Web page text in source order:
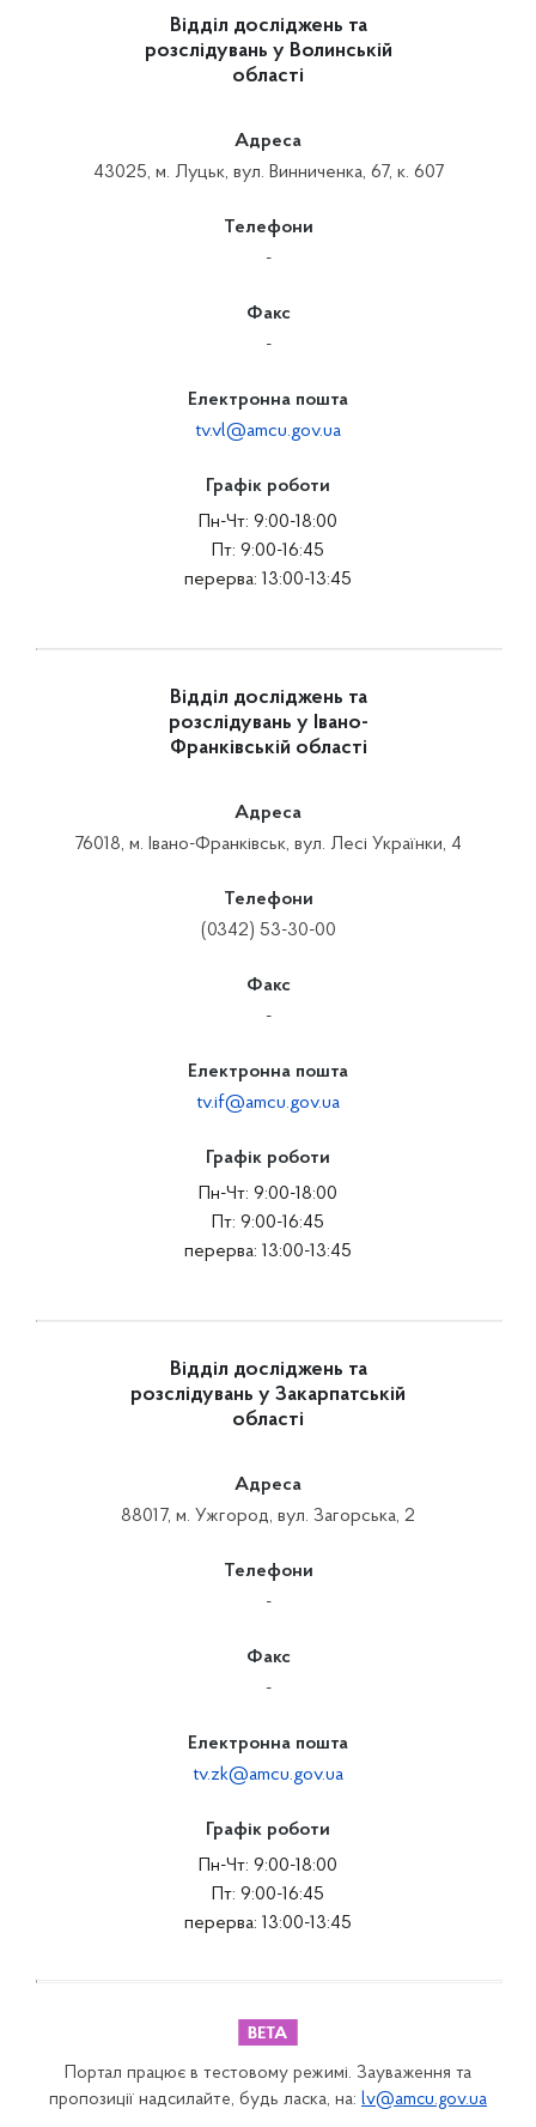
Відділ досліджень та
розслідувань у Волинській
області
Адреса
43025, м. Луцьк, вул. Винниченка, 67, к. 607
Телефони
-
Факс
-
Електронна пошта
tv.vl@amcu.gov.ua
Графік роботи
Пн-Чт: 9:00-18:00
Пт: 9:00-16:45
перерва: 13:00-13:45
Відділ досліджень та
розслідувань у Івано-
Франківській області
Адреса
76018, м. Івано-Франківськ, вул. Лесі Українки, 4
Телефони
(0342) 53-30-00
Факс
-
Електронна пошта
tv.if@amcu.gov.ua
Графік роботи
Пн-Чт: 9:00-18:00
Пт: 9:00-16:45
перерва: 13:00-13:45
Відділ досліджень та
розслідувань у Закарпатській
області
Адреса
88017, м. Ужгород, вул. Загорська, 2
Телефони
-
Факс
-
Електронна пошта
tv.zk@amcu.gov.ua
Графік роботи
Пн-Чт: 9:00-18:00
Пт: 9:00-16:45
перерва: 13:00-13:45
Портал працює в тестовому режимі. Зауваження та
пропозиції надсилайте, будь ласка, на: lv@amcu.gov.ua